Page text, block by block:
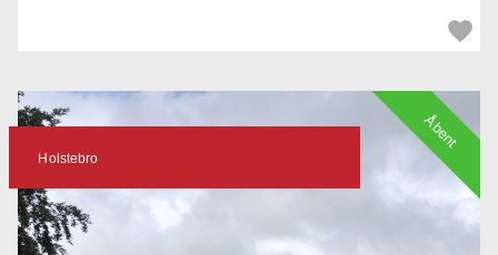
Holstebro
Åbent